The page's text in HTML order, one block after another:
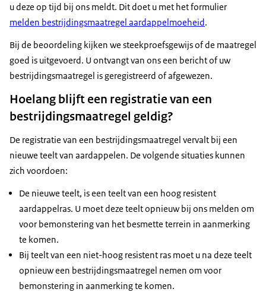
u deze op tijd bij ons meldt. Dit doet u met het formulier
melden bestrijdingsmaatregel aardappelmoeheid.
Bij de beoordeling kijken we steekproefsgewijs of de maatregel
goed is uitgevoerd. U ontvangt van ons een bericht of uw
bestrijdingsmaatregel is geregistreerd of afgewezen.
Hoelang blijft een registratie van een
bestrijdingsmaatregel geldig?
De registratie van een bestrijdingsmaatregel vervalt bij een
nieuwe teelt van aardappelen. De volgende situaties kunnen
zich voordoen:
De nieuwe teelt, is een teelt van een hoog resistent
aardappelras. U moet deze teelt opnieuw bij ons melden om
voor bemonstering van het besmette terrein in aanmerking
te komen.
Bij teelt van een niet-hoog resistent ras moet u na deze teelt
opnieuw een bestrijdingsmaatregel nemen om voor
bemonstering in aanmerking te komen.